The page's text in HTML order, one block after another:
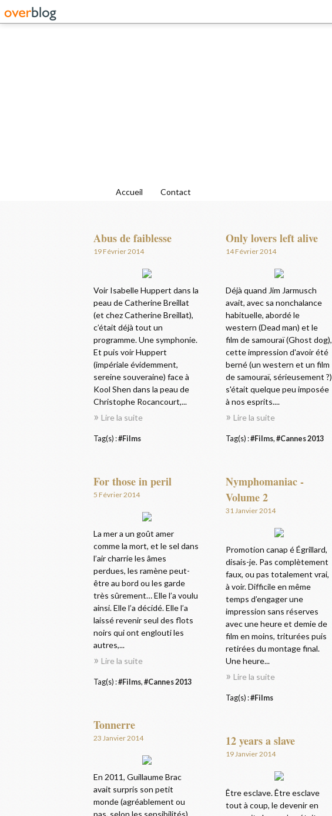
Accueil Contact
Abus de faiblesse
19 Février 2014
Voir Isabelle Huppert dans la
peau de Catherine Breillat
(et chez Catherine Breillat),
c’était déjà tout un
programme. Une symphonie.
Et puis voir Huppert
(impériale évidemment,
sereine souveraine) face à
Kool Shen dans la peau de
Christophe Rocancourt,...
Lire la suite
Tag(s) :#Films
Only lovers left alive
14 Février 2014
Déjà quand Jim Jarmusch
avait, avec sa nonchalance
habituelle, abordé le
western (Dead man) et le
film de samouraï (Ghost dog),
cette impression d'avoir été
berné (un western et un film
de samouraï, sérieusement ?)
s'était quelque peu imposée
à nos esprits....
Lire la suite
Tag(s) :#Films, #Cannes 2013
For those in peril
5 Février 2014
La mer a un goût amer
comme la mort, et le sel dans
l’air charrie les âmes
perdues, les ramène peut-
être au bord ou les garde
très sûrement… Elle l’a voulu
ainsi. Elle l’a décidé. Elle l’a
laissé revenir seul des flots
noirs qui ont englouti les
autres,...
Lire la suite
Tag(s) :#Films, #Cannes 2013
Nymphomaniac -
Volume 2
31 Janvier 2014
Promotion canap é Égrillard,
disais-je. Pas complètement
faux, ou pas totalement vrai,
à voir. Difficile en même
temps d’engager une
impression sans réserves
avec une heure et demie de
film en moins, triturées puis
retirées du montage final.
Une heure...
Lire la suite
Tag(s) :#Films
Tonnerre
23 Janvier 2014
En 2011, Guillaume Brac
avait surpris son petit
monde (agréablement ou
pas, selon les sensibilités)
12 years a slave
19 Janvier 2014
Être esclave. Être esclave
tout à coup, le devenir en